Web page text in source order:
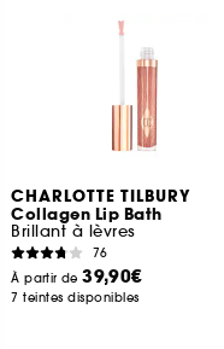
CHARLOTTE TILBURY
Collagen Lip Bath
Brillant à lèvres
76
À partir de39,90€
7 teintes disponibles